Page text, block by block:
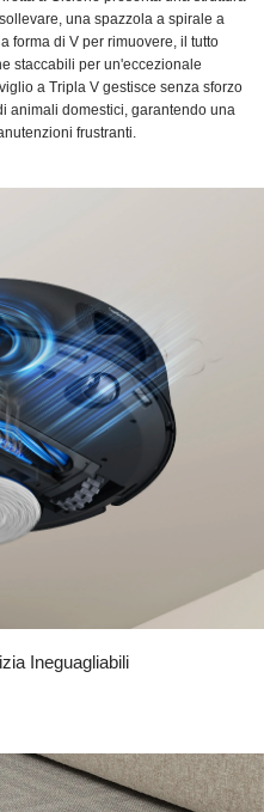
una spazzola a spirale a
forma di V per rimuovere, il tutto
staccabili per un'eccezionale
a Tripla V gestisce senza sforzo
animali domestici, garantendo una
frustranti.
Ineguagliabili